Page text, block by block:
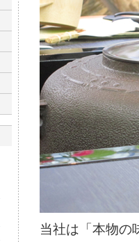
当社は「本物の